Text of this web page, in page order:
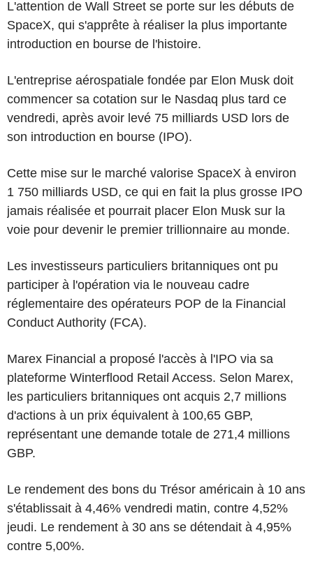
L'attention de Wall Street se porte sur les débuts de
SpaceX, qui s'apprête à réaliser la plus importante
introduction en bourse de l'histoire.
L'entreprise aérospatiale fondée par Elon Musk doit
commencer sa cotation sur le Nasdaq plus tard ce
vendredi, après avoir levé 75 milliards USD lors de
son introduction en bourse (IPO).
Cette mise sur le marché valorise SpaceX à environ
1 750 milliards USD, ce qui en fait la plus grosse IPO
jamais réalisée et pourrait placer Elon Musk sur la
voie pour devenir le premier trillionnaire au monde.
Les investisseurs particuliers britanniques ont pu
participer à l'opération via le nouveau cadre
réglementaire des opérateurs POP de la Financial
Conduct Authority (FCA).
Marex Financial a proposé l'accès à l'IPO via sa
plateforme Winterflood Retail Access. Selon Marex,
les particuliers britanniques ont acquis 2,7 millions
d'actions à un prix équivalent à 100,65 GBP,
représentant une demande totale de 271,4 millions
GBP.
Le rendement des bons du Trésor américain à 10 ans
s'établissait à 4,46% vendredi matin, contre 4,52%
jeudi. Le rendement à 30 ans se détendait à 4,95%
contre 5,00%.